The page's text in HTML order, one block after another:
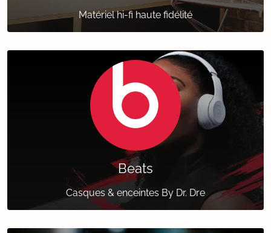
Matériel hi-fi haute fidélité
Beats
Casques & enceintes By Dr. Dre